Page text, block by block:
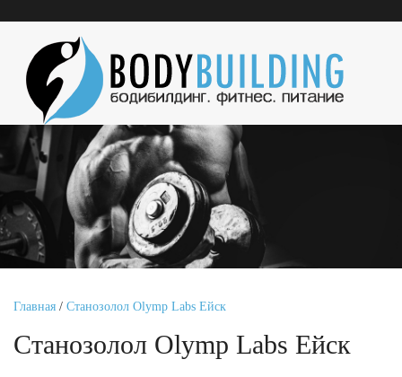
Главная / Станозолол Olymp Labs Ейск
Станозолол Olymp Labs Ейск